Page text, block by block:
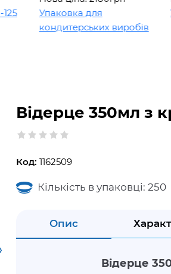
Упаковка для
кондитерських виробів
Відерце 350мл з
Код: 1162509
Кількість в упаковці: 250
Опис
Відерце